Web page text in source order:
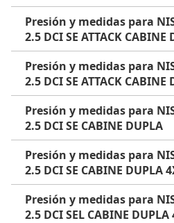
Presión y medidas para
2.5 DCI SE ATTACK CABINE
Presión y medidas para
2.5 DCI SE ATTACK CABINE
Presión y medidas para
2.5 DCI SE CABINE DUPLA
Presión y medidas para
2.5 DCI SE CABINE DUPLA
Presión y medidas para
2.5 DCI SEL CABINE DUPLA